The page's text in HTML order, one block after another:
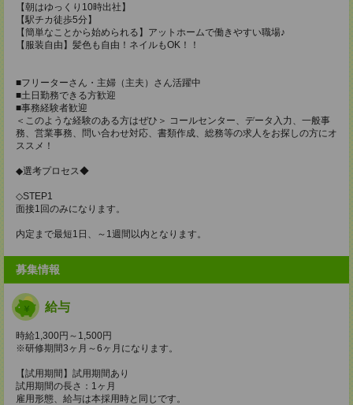
【朝はゆっくり10時出社】
【駅チカ徒歩5分】
【簡単なことから始められる】アットホームで働きやすい職場♪
【服装自由】髪色も自由！ネイルもOK！！
■フリーターさん・主婦（主夫）さん活躍中
■土日勤務できる方歓迎
■事務経験者歓迎
＜このような経験のある方はぜひ＞ コールセンター、データ入力、一般事
務、営業事務、問い合わせ対応、書類作成、総務等の求人をお探しの方にオ
ススメ！
◆選考プロセス◆
◇STEP1
面接1回のみになります。
内定まで最短1日、～1週間以内となります。
募集情報
給与
時給1,300円～1,500円
※研修期間3ヶ月～6ヶ月になります。
【試用期間】試用期間あり
試用期間の長さ：1ヶ月
雇用形態、給与は本採用時と同じです。